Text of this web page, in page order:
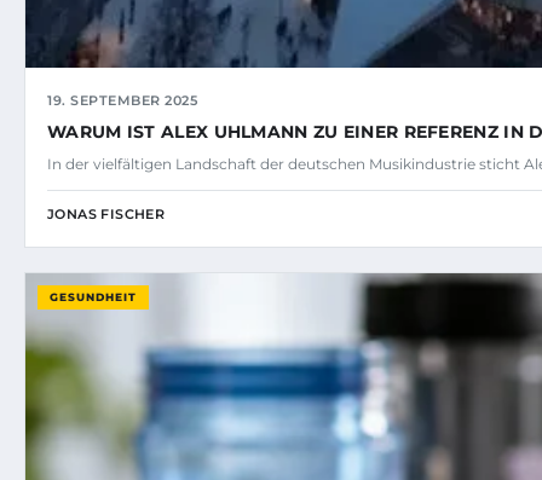
19. SEPTEMBER 2025
WARUM IST ALEX UHLMANN ZU EINER REFERENZ IN
In der vielfältigen Landschaft der deutschen Musikindustrie sticht
JONAS FISCHER
GESUNDHEIT